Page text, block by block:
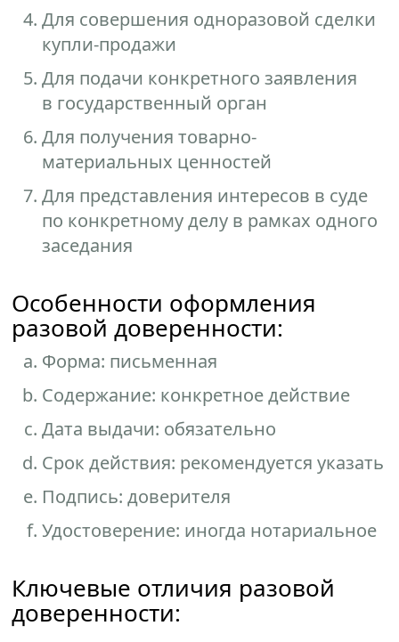
Для совершения одноразовой сделки
купли-продажи
Для подачи конкретного заявления
в государственный орган
Для получения товарно-
материальных ценностей
Для представления интересов в суде
по конкретному делу в рамках одного
заседания
Особенности оформления
разовой доверенности:
Форма: письменная
Содержание: конкретное действие
Дата выдачи: обязательно
Срок действия: рекомендуется указать
Подпись: доверителя
Удостоверение: иногда нотариальное
Ключевые отличия разовой
доверенности: